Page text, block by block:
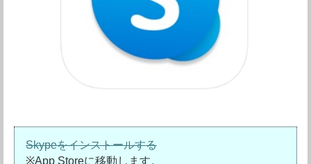
Skypeをインストールする
※App Storeに移動します。